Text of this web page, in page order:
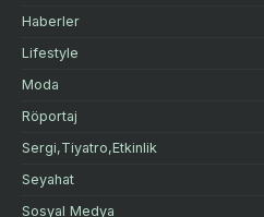
Haberler
Lifestyle
Moda
Röportaj
Sergi,Tiyatro,Etkinlik
Seyahat
Sosyal Medya